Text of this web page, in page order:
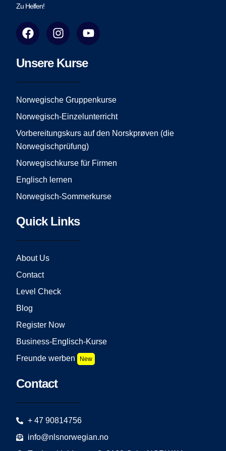
Zu Helfen!
F
a
e
o
o
I
n
t
g
r
m
Y
o
t
e
Unsere Kurse
Norwegische Gruppenkurse
Norwegisch-Einzelunterricht
Vorbereitungskurs auf den Norskprøven (die
Norwegischprüfung)
Norwegischkurse für Firmen
Englisch lernen
Norwegisch-Sommerkurse
Quick Links
About Us
Contact
Level Check
Blog
Register Now
Business-Englisch-Kurse
Freunde werben
New
Contact
+ 47 90814756
info@nlsnorwegian.no